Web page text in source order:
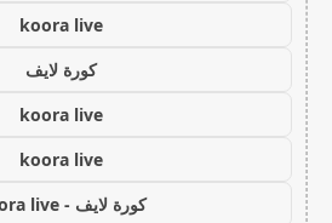
koora live
كورة لايف
koora live
koora live
كورة لايف - koora live